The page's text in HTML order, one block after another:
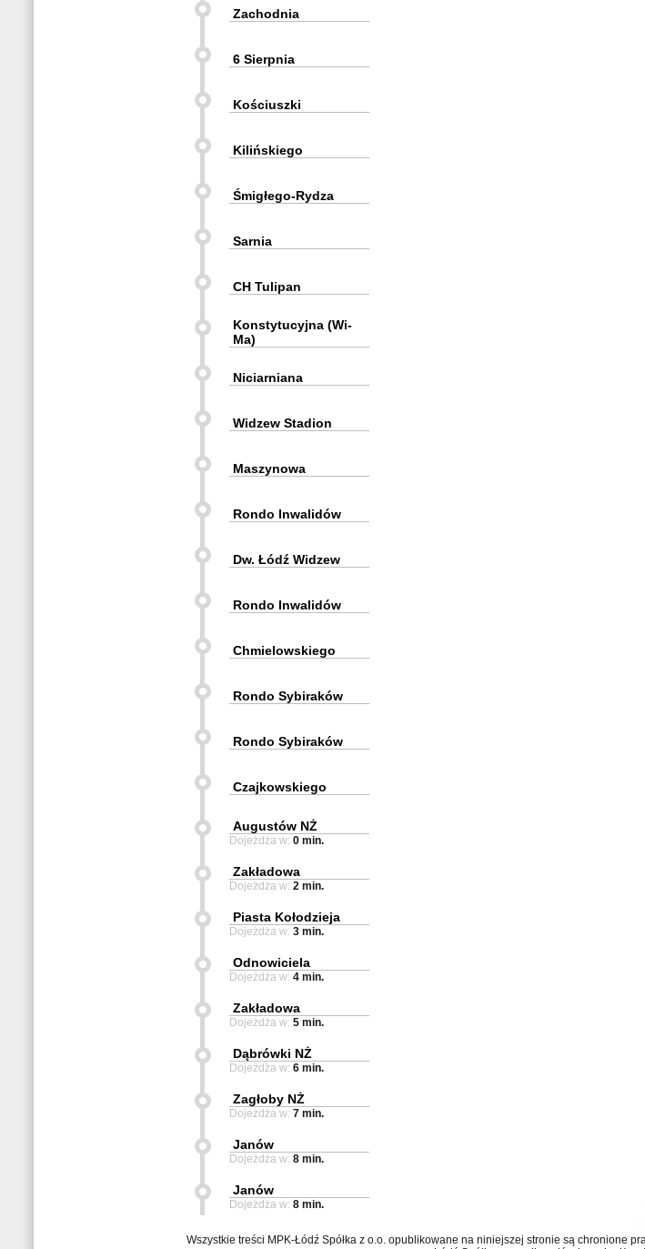
Zachodnia
6 Sierpnia
Kościuszki
Kilińskiego
Śmigłego-Rydza
Sarnia
CH Tulipan
Konstytucyjna (Wi-
Ma)
Niciarniana
Widzew Stadion
Maszynowa
Rondo Inwalidów
Dw. Łódź Widzew
Rondo Inwalidów
Chmielowskiego
Rondo Sybiraków
Rondo Sybiraków
Czajkowskiego
Augustów NŻ
Dojeżdża w: 0 min.
Zakładowa
Dojeżdża w: 2 min.
Piasta Kołodzieja
Dojeżdża w: 3 min.
Odnowiciela
Dojeżdża w: 4 min.
Zakładowa
Dojeżdża w: 5 min.
Dąbrówki NŻ
Dojeżdża w: 6 min.
Zagłoby NŻ
Dojeżdża w: 7 min.
Janów
Dojeżdża w: 8 min.
Janów
Dojeżdża w: 8 min.
Wszystkie treści MPK-Łódź Spółka z o.o. opublikowane na niniejszej stronie są chronione